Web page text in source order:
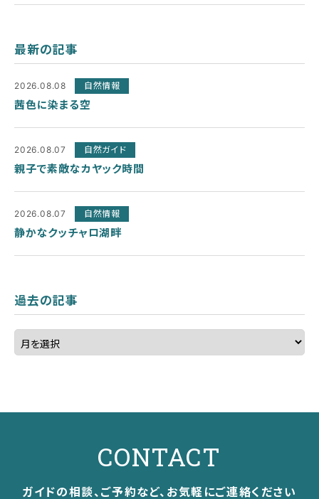
最新の記事
2026.08.08 自然情報
茜色に染まる空
2026.08.07 自然ガイド
親子で素敵なカヤック時間
2026.08.07 自然情報
静かなクッチャロ湖畔
過去の記事
CONTACT
ガイドの相談、ご予約など、お気軽にご連絡ください